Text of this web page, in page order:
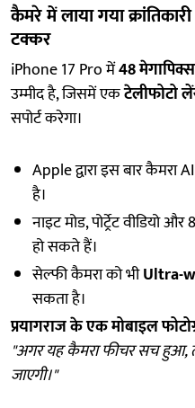
कैमरे में लाया गया
टक्कर
iPhone 17 Pro में48
उम्मीद है, जिसमें एकटेलीफोटो
सपोर्ट करेगा।
Apple द्वारा इस बार
है।
नाइट मोड, पोर्ट्रेट वीडियो
हो सकते हैं।
सेल्फी कैमरा को भीUltra-
सकता है।
प्रयागराज के एक मोबाइल
"अगर यह कैमरा फीचर सच हुआ,
जाएगी।"